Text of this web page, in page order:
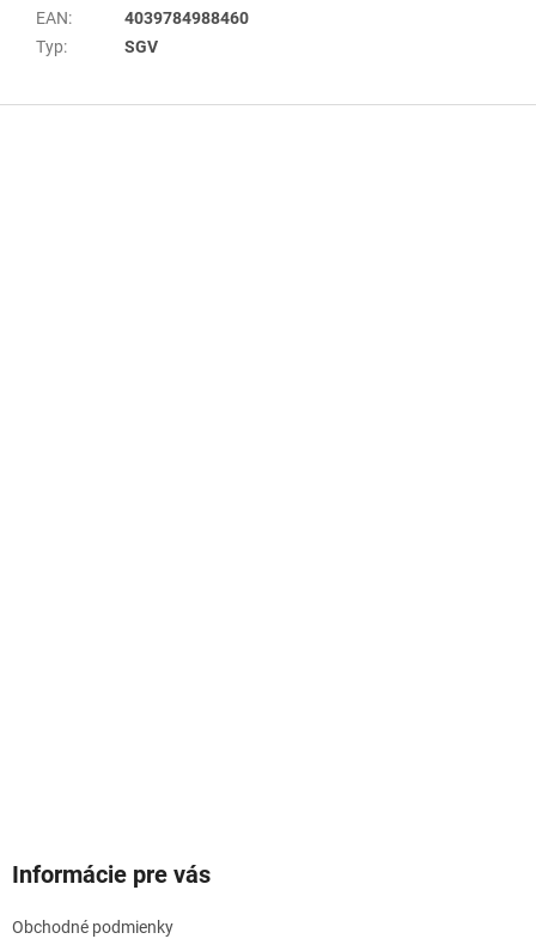
EAN:
4039784988460
Typ: SGV
Informácie pre vás
Obchodné podmienky